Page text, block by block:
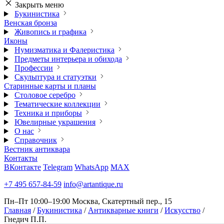
Закрыть меню
Букинистика
Венская бронза
Живопись и графика
Иконы
Нумизматика и Фалеристика
Предметы интерьера и обихода
Профессии
Скульптура и статуэтки
Старинные карты и планы
Столовое серебро
Тематические коллекции
Техника и приборы
Ювелирные украшения
О нас
Справочник
Вестник антиквара
Контакты
ВКонтакте Telegram WhatsApp MAX
+7 495 657-84-59 info@artantique.ru
Пн–Пт 10:00–19:00 Москва, Скатертный пер., 15
Главная / Букинистика / Антикварные книги / Искусство /
Гнедич П.П.